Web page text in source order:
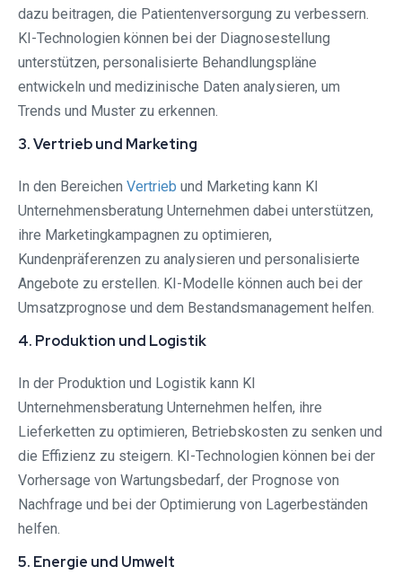
dazu beitragen, die Patientenversorgung zu verbessern.
KI-Technologien können bei der Diagnosestellung
unterstützen, personalisierte Behandlungspläne
entwickeln und medizinische Daten analysieren, um
Trends und Muster zu erkennen.
3. Vertrieb und Marketing
In den Bereichen Vertrieb und Marketing kann KI
Unternehmensberatung Unternehmen dabei unterstützen,
ihre Marketingkampagnen zu optimieren,
Kundenpräferenzen zu analysieren und personalisierte
Angebote zu erstellen. KI-Modelle können auch bei der
Umsatzprognose und dem Bestandsmanagement helfen.
4. Produktion und Logistik
In der Produktion und Logistik kann KI
Unternehmensberatung Unternehmen helfen, ihre
Lieferketten zu optimieren, Betriebskosten zu senken und
die Effizienz zu steigern. KI-Technologien können bei der
Vorhersage von Wartungsbedarf, der Prognose von
Nachfrage und bei der Optimierung von Lagerbeständen
helfen.
5. Energie und Umwelt